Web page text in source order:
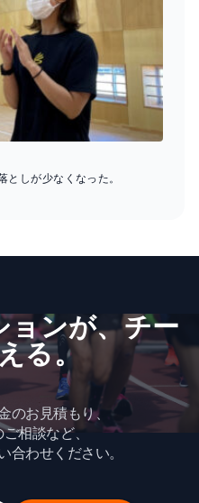
としが少なくなった。
ョンが、​チー
る。
のお見積もり、
相談など、
合わせください。